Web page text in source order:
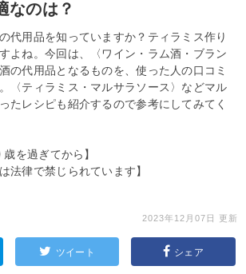
なのは？
代用品を知っていますか？ティラミス作り
よね。今回は、〈ワイン・ラム酒・ブラン
の代用品となるものを、使った人の口コミ
〈ティラミス・マルサラソース〉などマル
たレシピも紹介するので参考にしてみてく
を過ぎてから】
法律で禁じられています】
2023年12月07日 更新
ツイート シェア